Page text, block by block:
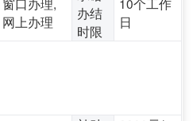
网上办理
办结
时限
日